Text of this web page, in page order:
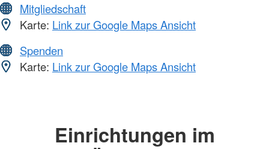
Mitgliedschaft
Karte: Link zur Google Maps Ansicht
Spenden
Karte: Link zur Google Maps Ansicht
Einrichtungen im